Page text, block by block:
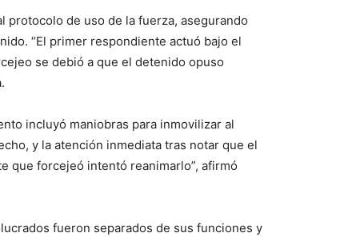
protocolo de uso de la fuerza, asegurando
“El primer respondiente actuó bajo el
se debió a que el detenido opuso
incluyó maniobras para inmovilizar al
y la atención inmediata tras notar que el
que forcejeó intentó reanimarlo”, afirmó
fueron separados de sus funciones y